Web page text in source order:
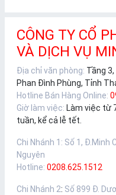
CÔNG TY CỔ
VÀ DỊCH VỤ
Địa chỉ văn phòng: Tầng
Phan Đình Phùng, Tỉnh
Hotline Bán Hàng Online:
Giờ làm việc: Làm việc từ
tuần, kể cả lễ tết.
Chi Nhánh 1 : Số 1, Đ.Minh
Nguyên
Hotline: 0208.625.1512
Chi Nhánh 2: Số 899 Đ.